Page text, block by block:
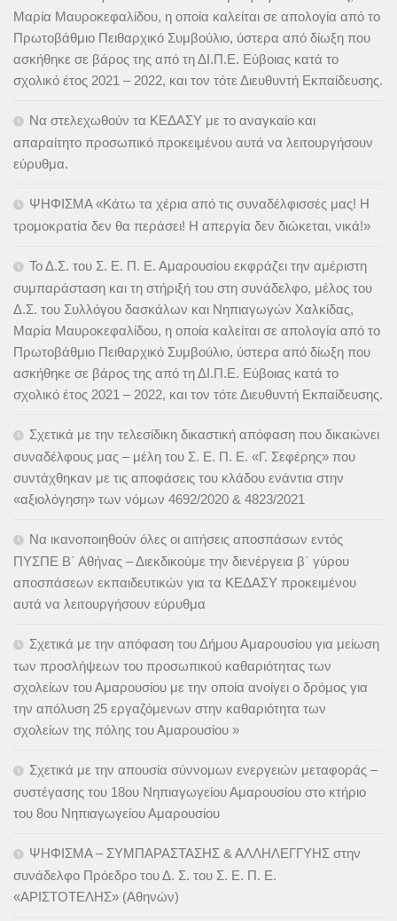
Μαρία Μαυροκεφαλίδου, η οποία καλείται σε απολογία από το
Πρωτοβάθμιο Πειθαρχικό Συμβούλιο, ύστερα από δίωξη που
ασκήθηκε σε βάρος της από τη ΔΙ.Π.Ε. Εύβοιας κατά το
σχολικό έτος 2021 – 2022, και τον τότε Διευθυντή Εκπαίδευσης.
Να στελεχωθούν τα ΚΕΔΑΣΥ με το αναγκαίο και
απαραίτητο προσωπικό προκειμένου αυτά να λειτουργήσουν
εύρυθμα.
ΨΗΦΙΣΜΑ «Κάτω τα χέρια από τις συναδέλφισσές μας! Η
τρομοκρατία δεν θα περάσει! Η απεργία δεν διώκεται, νικά!»
Το Δ.Σ. του Σ. Ε. Π. Ε. Αμαρουσίου εκφράζει την αμέριστη
συμπαράσταση και τη στήριξή του στη συνάδελφο, μέλος του
Δ.Σ. του Συλλόγου δασκάλων και Νηπιαγωγών Χαλκίδας,
Μαρία Μαυροκεφαλίδου, η οποία καλείται σε απολογία από το
Πρωτοβάθμιο Πειθαρχικό Συμβούλιο, ύστερα από δίωξη που
ασκήθηκε σε βάρος της από τη ΔΙ.Π.Ε. Εύβοιας κατά το
σχολικό έτος 2021 – 2022, και τον τότε Διευθυντή Εκπαίδευσης.
Σχετικά με την τελεσίδικη δικαστική απόφαση που δικαιώνει
συναδέλφους μας – μέλη του Σ. Ε. Π. Ε. «Γ. Σεφέρης» που
συντάχθηκαν με τις αποφάσεις του κλάδου ενάντια στην
«αξιολόγηση» των νόμων 4692/2020 & 4823/2021
Να ικανοποιηθούν όλες οι αιτήσεις αποσπάσων εντός
ΠΥΣΠΕ Β΄ Αθήνας – Διεκδικούμε την διενέργεια β΄ γύρου
αποσπάσεων εκπαιδευτικών για τα ΚΕΔΑΣΥ προκειμένου
αυτά να λειτουργήσουν εύρυθμα
Σχετικά με την απόφαση του Δήμου Αμαρουσίου για μείωση
των προσλήψεων του προσωπικού καθαριότητας των
σχολείων του Αμαρουσίου με την οποία ανοίγει ο δρόμος για
την απόλυση 25 εργαζόμενων στην καθαριότητα των
σχολείων της πόλης του Αμαρουσίου »
Σχετικά με την απουσία σύννομων ενεργειών μεταφοράς –
συστέγασης του 18ου Νηπιαγωγείου Αμαρουσίου στο κτήριο
του 8ου Νηπιαγωγείου Αμαρουσίου
ΨΗΦΙΣΜΑ – ΣΥΜΠΑΡΑΣΤΑΣΗΣ & ΑΛΛΗΛΕΓΓΥΗΣ στην
συνάδελφο Πρόεδρο του Δ. Σ. του Σ. Ε. Π. Ε.
«ΑΡΙΣΤΟΤΕΛΗΣ» (Αθηνών)